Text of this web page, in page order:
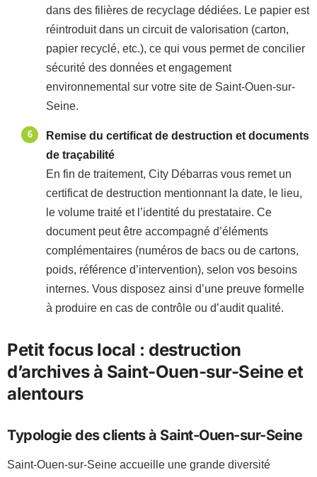
dans des filières de recyclage dédiées. Le papier est
réintroduit dans un circuit de valorisation (carton,
papier recyclé, etc.), ce qui vous permet de concilier
sécurité des données et engagement
environnemental sur votre site de Saint-Ouen-sur-
Seine.
Remise du certificat de destruction et documents
de traçabilité
En fin de traitement, City Débarras vous remet un
certificat de destruction mentionnant la date, le lieu,
le volume traité et l’identité du prestataire. Ce
document peut être accompagné d’éléments
complémentaires (numéros de bacs ou de cartons,
poids, référence d’intervention), selon vos besoins
internes. Vous disposez ainsi d’une preuve formelle
à produire en cas de contrôle ou d’audit qualité.
Petit focus local : destruction
d’archives à Saint-Ouen-sur-Seine et
alentours
Typologie des clients à Saint-Ouen-sur-Seine
Saint-Ouen-sur-Seine accueille une grande diversité